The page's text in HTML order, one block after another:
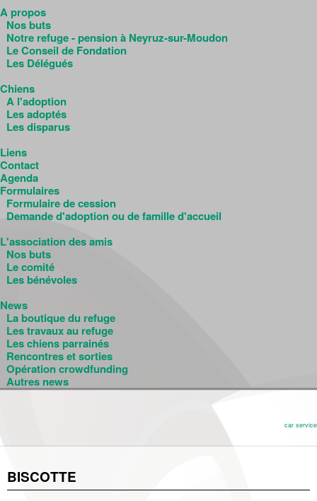
A propos
Nos buts
Notre refuge - pension à Neyruz-sur-Moudon
Le Conseil de Fondation
Les Délégués
Chiens
A l'adoption
Les adoptés
Les disparus
Liens
Contact
Agenda
Formulaires
Formulaire de cession
Demande d'adoption ou de famille d'accueil
L'association des amis
Nos buts
Le comité
Les bénévoles
News
La boutique du refuge
Les travaux au refuge
Les chiens parrainés
Rencontres et sorties
Opération crowdfunding
Autres news
car service
BISCOTTE